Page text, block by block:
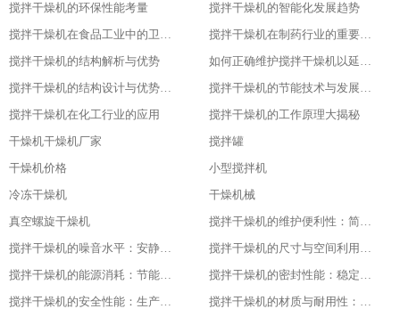
搅拌干燥机的环保性能考量
搅拌干燥机的智能化发展趋势
搅拌干燥机在食品工业中的卫生设计
搅拌干燥机在制药行业的重要应用
搅拌干燥机的结构解析与优势
如何正确维护搅拌干燥机以延长其使用寿命
搅拌干燥机的结构设计与优势分析
搅拌干燥机的节能技术与发展趋势
搅拌干燥机在化工行业的应用
搅拌干燥机的工作原理大揭秘
干燥机干燥机厂家
搅拌罐
干燥机价格
小型搅拌机
冷冻干燥机
干燥机械
真空螺旋干燥机
搅拌干燥机的维护便利性：简单易操作
搅拌干燥机的噪音水平：安静的工作环境
搅拌干燥机的尺寸与空间利用：灵活适应不同场地
搅拌干燥机的能源消耗：节能与高效的平衡
搅拌干燥机的密封性能：稳定干燥的关键
搅拌干燥机的安全性能：生产中的首要保障
搅拌干燥机的材质与耐用性：品质的坚实基础